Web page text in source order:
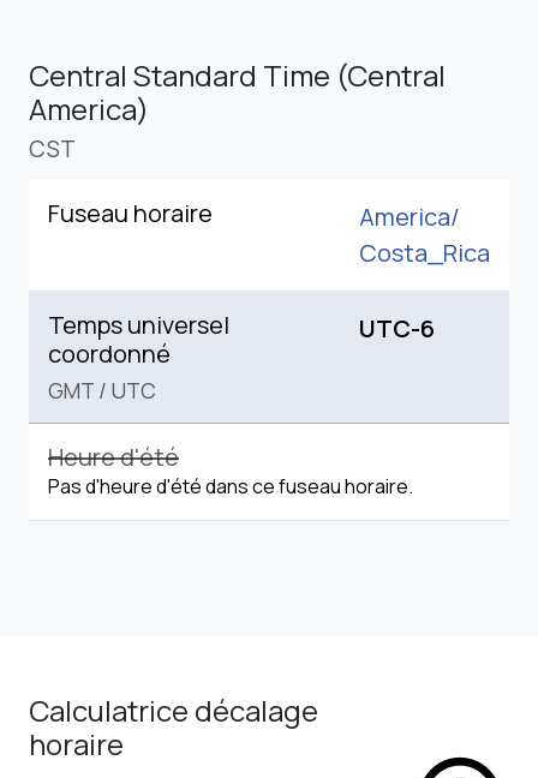
Central Standard Time (Central
America)
CST
Fuseau horaire
America/
Costa_Rica
Temps universel
coordonné
GMT / UTC
UTC-6
Heure d'été
Pas d'heure d'été dans ce fuseau horaire.
Calculatrice décalage
horaire